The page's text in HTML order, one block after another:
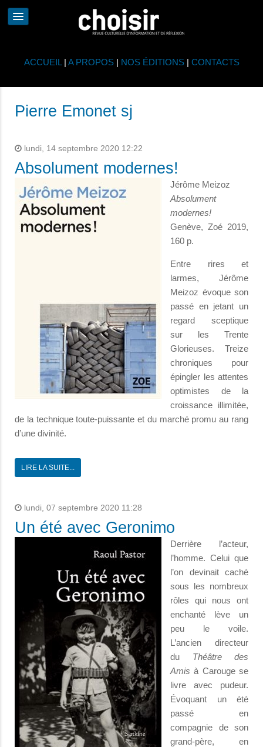
ACCUEIL | A PROPOS| NOS ÉDITIONS| CONTACTS
Pierre Emonet sj
lundi, 14 septembre 2020 12:22
Absolument modernes!
Jérôme Meizoz
Absolument
modernes!
Genève, Zoé 2019,
160 p.
Entre rires et
larmes, Jérôme
Meizoz évoque son
passé en jetant un
regard sceptique
sur les Trente
Glorieuses. Treize
chroniques pour
épingler les attentes
optimistes de la
croissance illimitée,
de la technique toute-puissante et du marché promu au rang
d’une divinité.
LIRE LA SUITE...
lundi, 07 septembre 2020 11:28
Un été avec Geronimo
Derrière l’acteur,
l’homme. Celui que
l’on devinait caché
sous les nombreux
rôles qui nous ont
enchanté lève un
peu le voile.
L’ancien directeur
du Théâtre des
Amis à Carouge se
livre avec pudeur.
Évoquant un été
passé en
compagnie de son
grand-père, en